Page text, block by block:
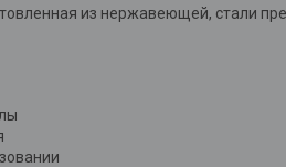
из нержавеющей, стали